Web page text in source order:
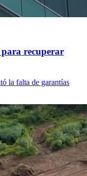
recuperar
la falta de garantías